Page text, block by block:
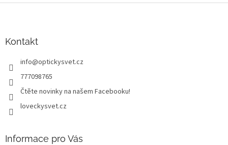
Kontakt
info@optickysvet.cz
777098765
Čtěte novinky na našem Facebooku!
loveckysvet.cz
Informace pro Vás